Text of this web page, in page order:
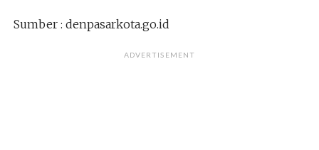
Sumber : denpasarkota.go.id
ADVERTISEMENT